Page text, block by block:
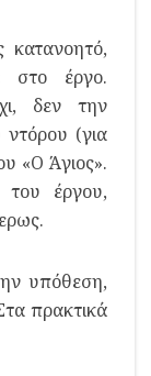
στο έργο.
δεν την
(για
«Ο Άγιος».
έργου,
υπόθεση,
πρακτικά